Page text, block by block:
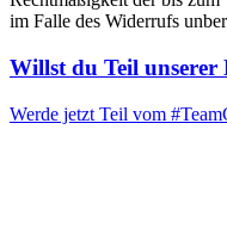
im Falle des Widerrufs
Willst du Teil unserer
Werde jetzt Teil vom